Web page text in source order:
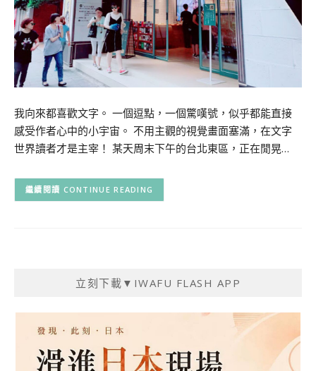
我向來都喜歡文字。 一個逗點，一個驚嘆號，似乎都能直接
感受作者心中的小宇宙。 不用主觀的視覺畫面塞滿，在文字
世界讀者才是主宰！ 某天周末下午的台北東區，正在閒晃…
CONTINUE READING
立刻下載▼IWAFU FLASH APP